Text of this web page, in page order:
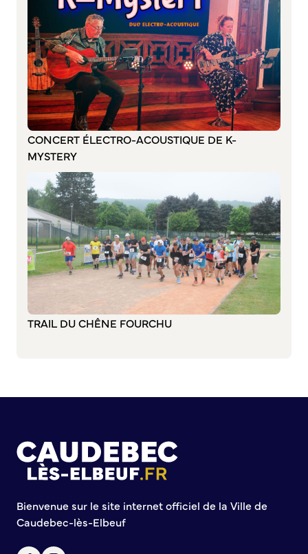
CONCERT ÉLECTRO-ACOUSTIQUE DE K-
MYSTERY
TRAIL DU CHÊNE FOURCHU
Bienvenue sur le site internet officiel de la Ville de
Caudebec-lès-Elbeuf
Annuaire des équipements de sport et de loisirs
Annuaire des clubs sportifs
Mise à jour de l’annuaire des clubs sportifs
Caudebec Rando
Champions de demain
International
Les jumelages
PARTICIPER – IMAGINER DEMAIN
Démocratie locale et concertation
Commission de participation citoyenne
Conseil municipal des Jeunes (CMJ)
Conseil Municipal des Ados (CMA)
Conseil municipal des Sages
Grands projets